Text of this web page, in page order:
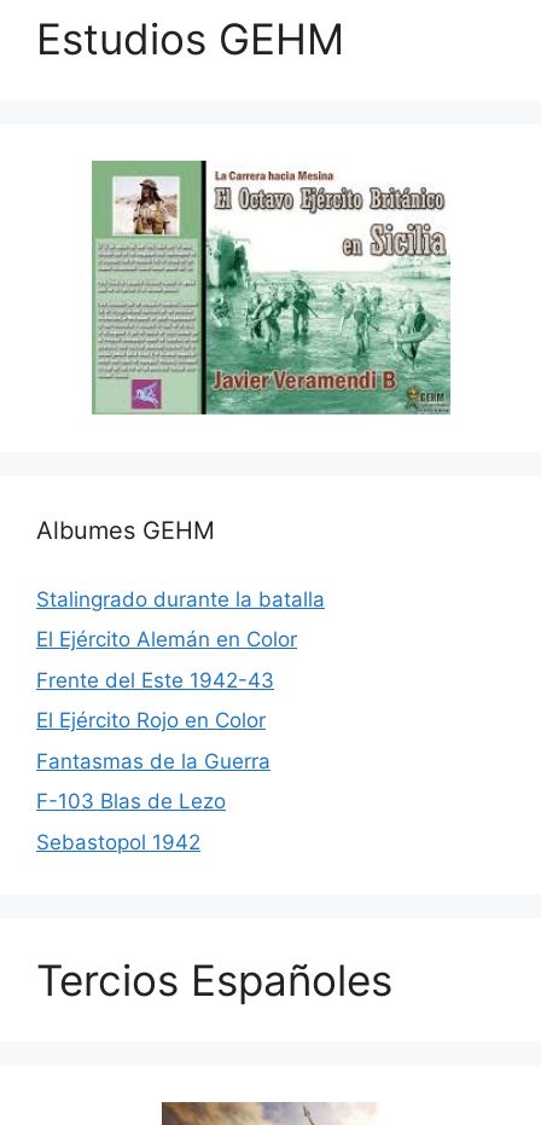
Estudios GEHM
Albumes GEHM
Stalingrado durante la batalla
El Ejército Alemán en Color
Frente del Este 1942-43
El Ejército Rojo en Color
Fantasmas de la Guerra
F-103 Blas de Lezo
Sebastopol 1942
Tercios Españoles